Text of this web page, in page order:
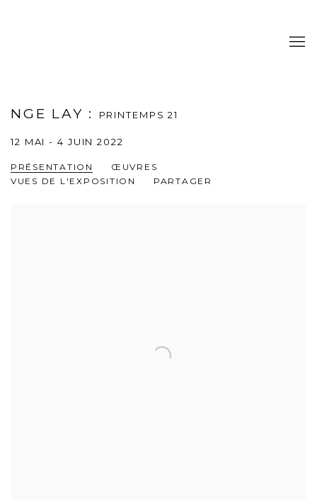
NGE LAY : PRINTEMPS 21
12 MAI - 4 JUIN 2022
PRÉSENTATION
ŒUVRES
VUES DE L'EXPOSITION
PARTAGER